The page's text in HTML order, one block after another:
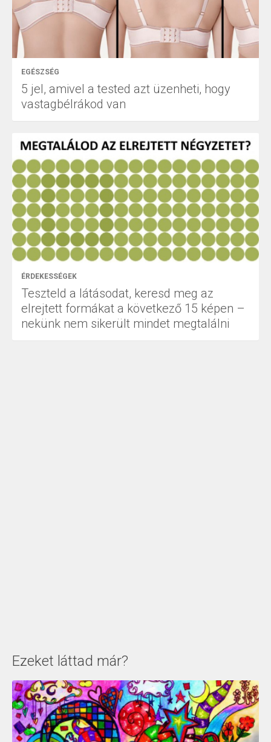
EGÉSZSÉG
5 jel, amivel a tested azt üzenheti, hogy
vastagbélrákod van
ÉRDEKESSÉGEK
Teszteld a látásodat, keresd meg az
elrejtett formákat a következő 15 képen –
nekünk nem sikerült mindet megtalálni
Ezeket láttad már?